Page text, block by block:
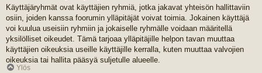
Käyttäjäryhmät ovat käyttäjien ryhmiä, jotka jakavat yhteisön hallittaviin
osiin, joiden kanssa foorumin ylläpitäjät voivat toimia. Jokainen käyttäjä
voi kuulua useisiin ryhmiin ja jokaiselle ryhmälle voidaan määritellä
yksilölliset oikeudet. Tämä tarjoaa ylläpitäjille helpon tavan muuttaa
käyttäjien oikeuksia useille käyttäjille kerralla, kuten muuttaa valvojien
oikeuksia tai hallita pääsyä suljetulle alueelle.
Ylös